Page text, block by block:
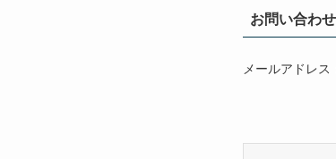
お問い合わ
メールアドレ